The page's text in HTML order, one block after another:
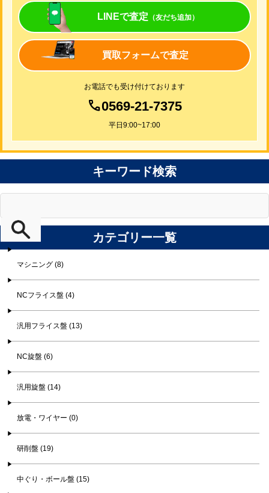
LINEで査定 （友だち追加）
買取フォームで査定
お電話でも受け付けております
0569-21-7375
平日9:00~17:00
キーワード検索
カテゴリー一覧
マシニング (8)
NCフライス盤 (4)
汎用フライス盤 (13)
NC旋盤 (6)
汎用旋盤 (14)
放電・ワイヤー (0)
研削盤 (19)
中ぐり・ボール盤 (15)